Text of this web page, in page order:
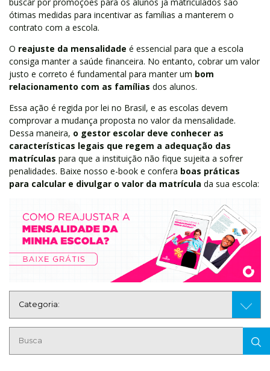
ótimas medidas para incentivar as famílias a manterem o
contrato com a escola.
O reajuste da mensalidade é essencial para que a escola
consiga manter a saúde financeira. No entanto, cobrar um valor
justo e correto é fundamental para manter um bom
relacionamento com as famílias dos alunos.
Essa ação é regida por lei no Brasil, e as escolas devem
comprovar a mudança proposta no valor da mensalidade.
Dessa maneira, o gestor escolar deve conhecer as
características legais que regem a adequação das
matrículas para que a instituição não fique sujeita a sofrer
penalidades. Baixe nosso e-book e confera boas práticas
para calcular e divulgar o valor da matrícula da sua escola: